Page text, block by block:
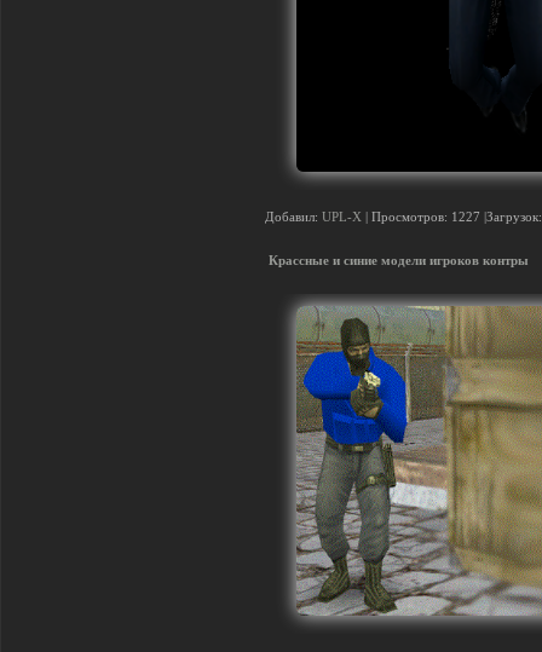
Добавил: UPL-X | Просмотров: 1227
Крассные и синие модели игроков контры